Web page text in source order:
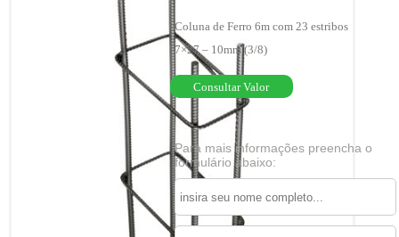
Coluna de Ferro 6m com 23 estribos
7×27 – 10mm (3/8)
Consultar Valor
Para mais informações preencha o
formulário abaixo: